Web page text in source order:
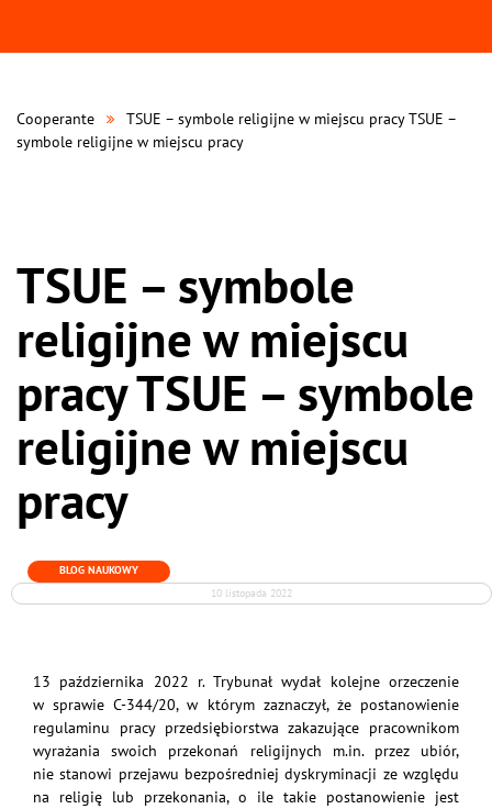
Cooperante
TSUE – symbole religijne w miejscu pracy TSUE –
symbole religijne w miejscu pracy
TSUE – symbole
religijne w miejscu
pracy TSUE – symbole
religijne w miejscu
pracy
BLOG NAUKOWY
10 listopada 2022
13 października 2022 r. Trybunał wydał kolejne orzeczenie
w sprawie C-344/20, w którym zaznaczył, że postanowienie
regulaminu pracy przedsiębiorstwa zakazujące pracownikom
wyrażania swoich przekonań religijnych m.in. przez ubiór,
nie stanowi przejawu bezpośredniej dyskryminacji ze względu
na religię lub przekonania, o ile takie postanowienie jest